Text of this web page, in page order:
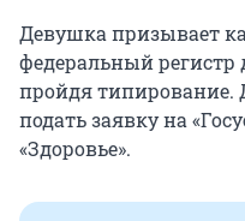
Девушка призывает
федеральный регистр
пройдя типирование.
подать заявку на
«Здоровье».